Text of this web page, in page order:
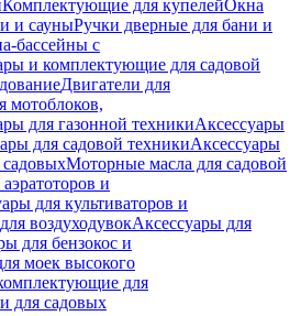
Комплектующие для купелейОкна
и сауныРучки дверные для бани и
бассейны с
и комплектующие для садовой
Двигатели для
мотоблоков,
для газонной техникиАксессуары
для садовой техникиАксессуары
Моторные масла для садовой
и
для культиваторов и
воздуходувокАксессуары для
для бензокос и
моек высокого
для
для садовых